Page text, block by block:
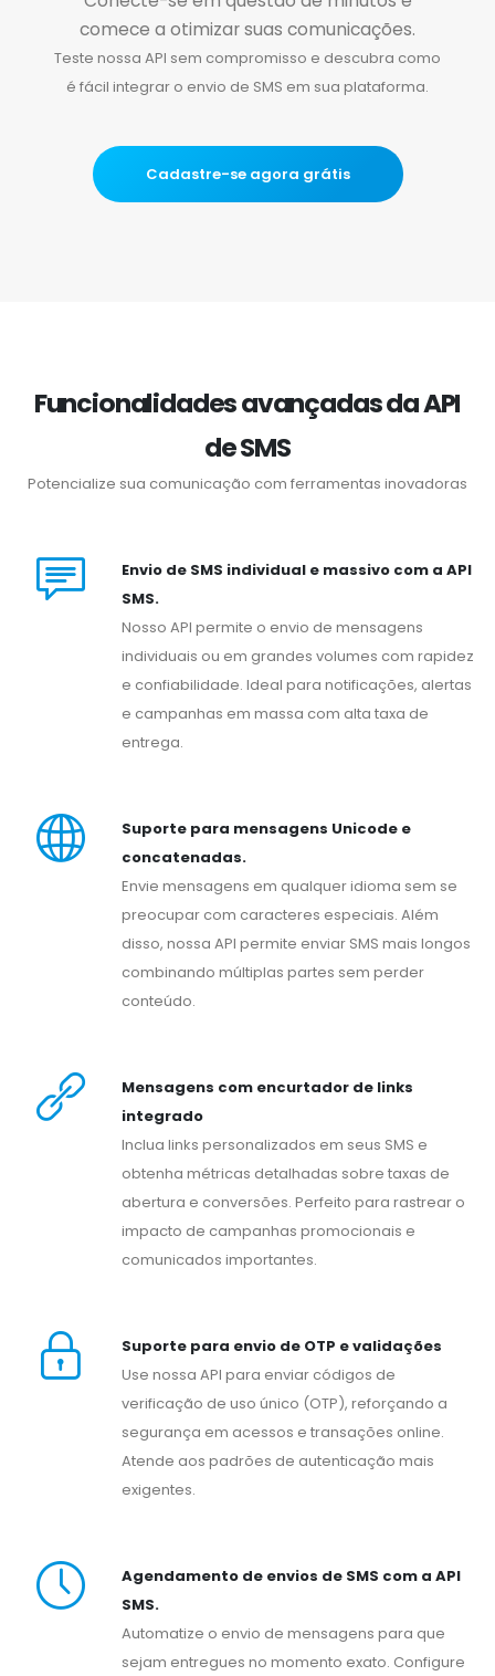
comece a otimizar suas comunicações.
Teste nossa API sem compromisso e descubra como
é fácil integrar o envio de SMS em sua plataforma.
Cadastre-se agora grátis
Funcionalidades avançadas da API
de SMS
Potencialize sua comunicação com ferramentas inovadoras
Envio de SMS individual e massivo com a API
SMS.
Nosso API permite o envio de mensagens
individuais ou em grandes volumes com rapidez
e confiabilidade. Ideal para notificações, alertas
e campanhas em massa com alta taxa de
entrega.
Suporte para mensagens Unicode e
concatenadas.
Envie mensagens em qualquer idioma sem se
preocupar com caracteres especiais. Além
disso, nossa API permite enviar SMS mais longos
combinando múltiplas partes sem perder
conteúdo.
Mensagens com encurtador de links
integrado
Inclua links personalizados em seus SMS e
obtenha métricas detalhadas sobre taxas de
abertura e conversões. Perfeito para rastrear o
impacto de campanhas promocionais e
comunicados importantes.
Suporte para envio de OTP e validações
Use nossa API para enviar códigos de
verificação de uso único (OTP), reforçando a
segurança em acessos e transações online.
Atende aos padrões de autenticação mais
exigentes.
Agendamento de envios de SMS com a API
SMS.
Automatize o envio de mensagens para que
sejam entregues no momento exato. Configure